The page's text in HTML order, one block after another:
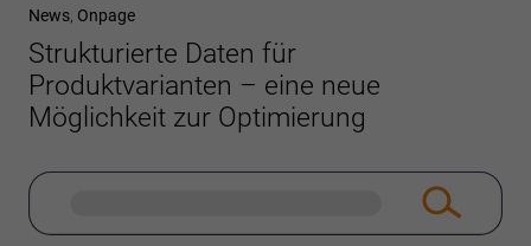
News, Onpage
Strukturierte Daten für
Produktvarianten – eine neue
Möglichkeit zur Optimierung